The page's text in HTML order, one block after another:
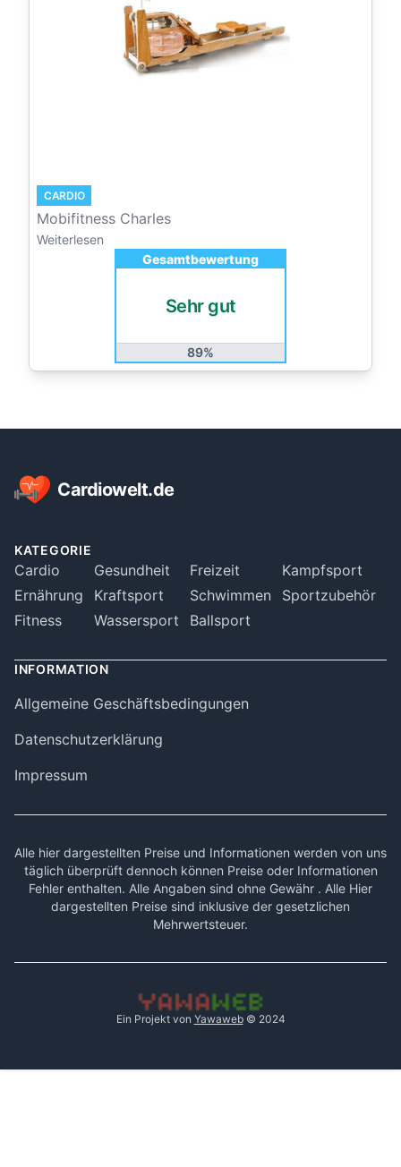
CARDIO
Mobifitness Charles
Weiterlesen
Gesamtbewertung
Sehr gut
89%
Cardiowelt.de
KATEGORIE
Cardio
Ernährung
Fitness
Gesundheit
Kraftsport
Wassersport
Freizeit
Schwimmen
Ballsport
Kampfsport
Sportzubehör
INFORMATION
Allgemeine Geschäftsbedingungen
Datenschutzerklärung
Impressum
Alle hier dargestellten Preise und Informationen werden von uns
täglich überprüft dennoch können Preise oder Informationen
Fehler enthalten. Alle Angaben sind ohne Gewähr . Alle Hier
dargestellten Preise sind inklusive der gesetzlichen
Mehrwertsteuer.
Ein Projekt von Yawaweb© 2024